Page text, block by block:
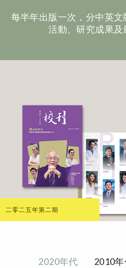
每半年出版一次，分中英
活動、研究成果及
二零二五年第二期
2020年代 2010